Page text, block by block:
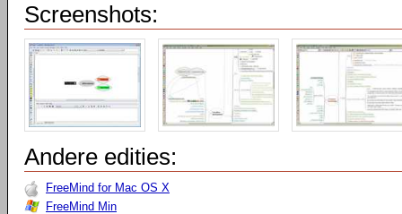
Screenshots:
Andere edities:
FreeMind for Mac OS X
FreeMind Min